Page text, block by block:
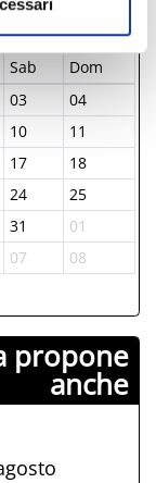
Sab
Dom
03
04
10
11
17
18
24
25
31
01
07 08
propone
anche